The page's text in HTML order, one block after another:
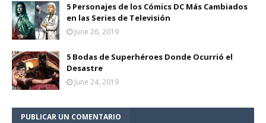
5 Personajes de los Cómics DC Más Cambiados
en las Series de Televisión
June 26, 2019
5 Bodas de Superhéroes Donde Ocurrió el
Desastre
June 24, 2019
PUBLICAR UN COMENTARIO